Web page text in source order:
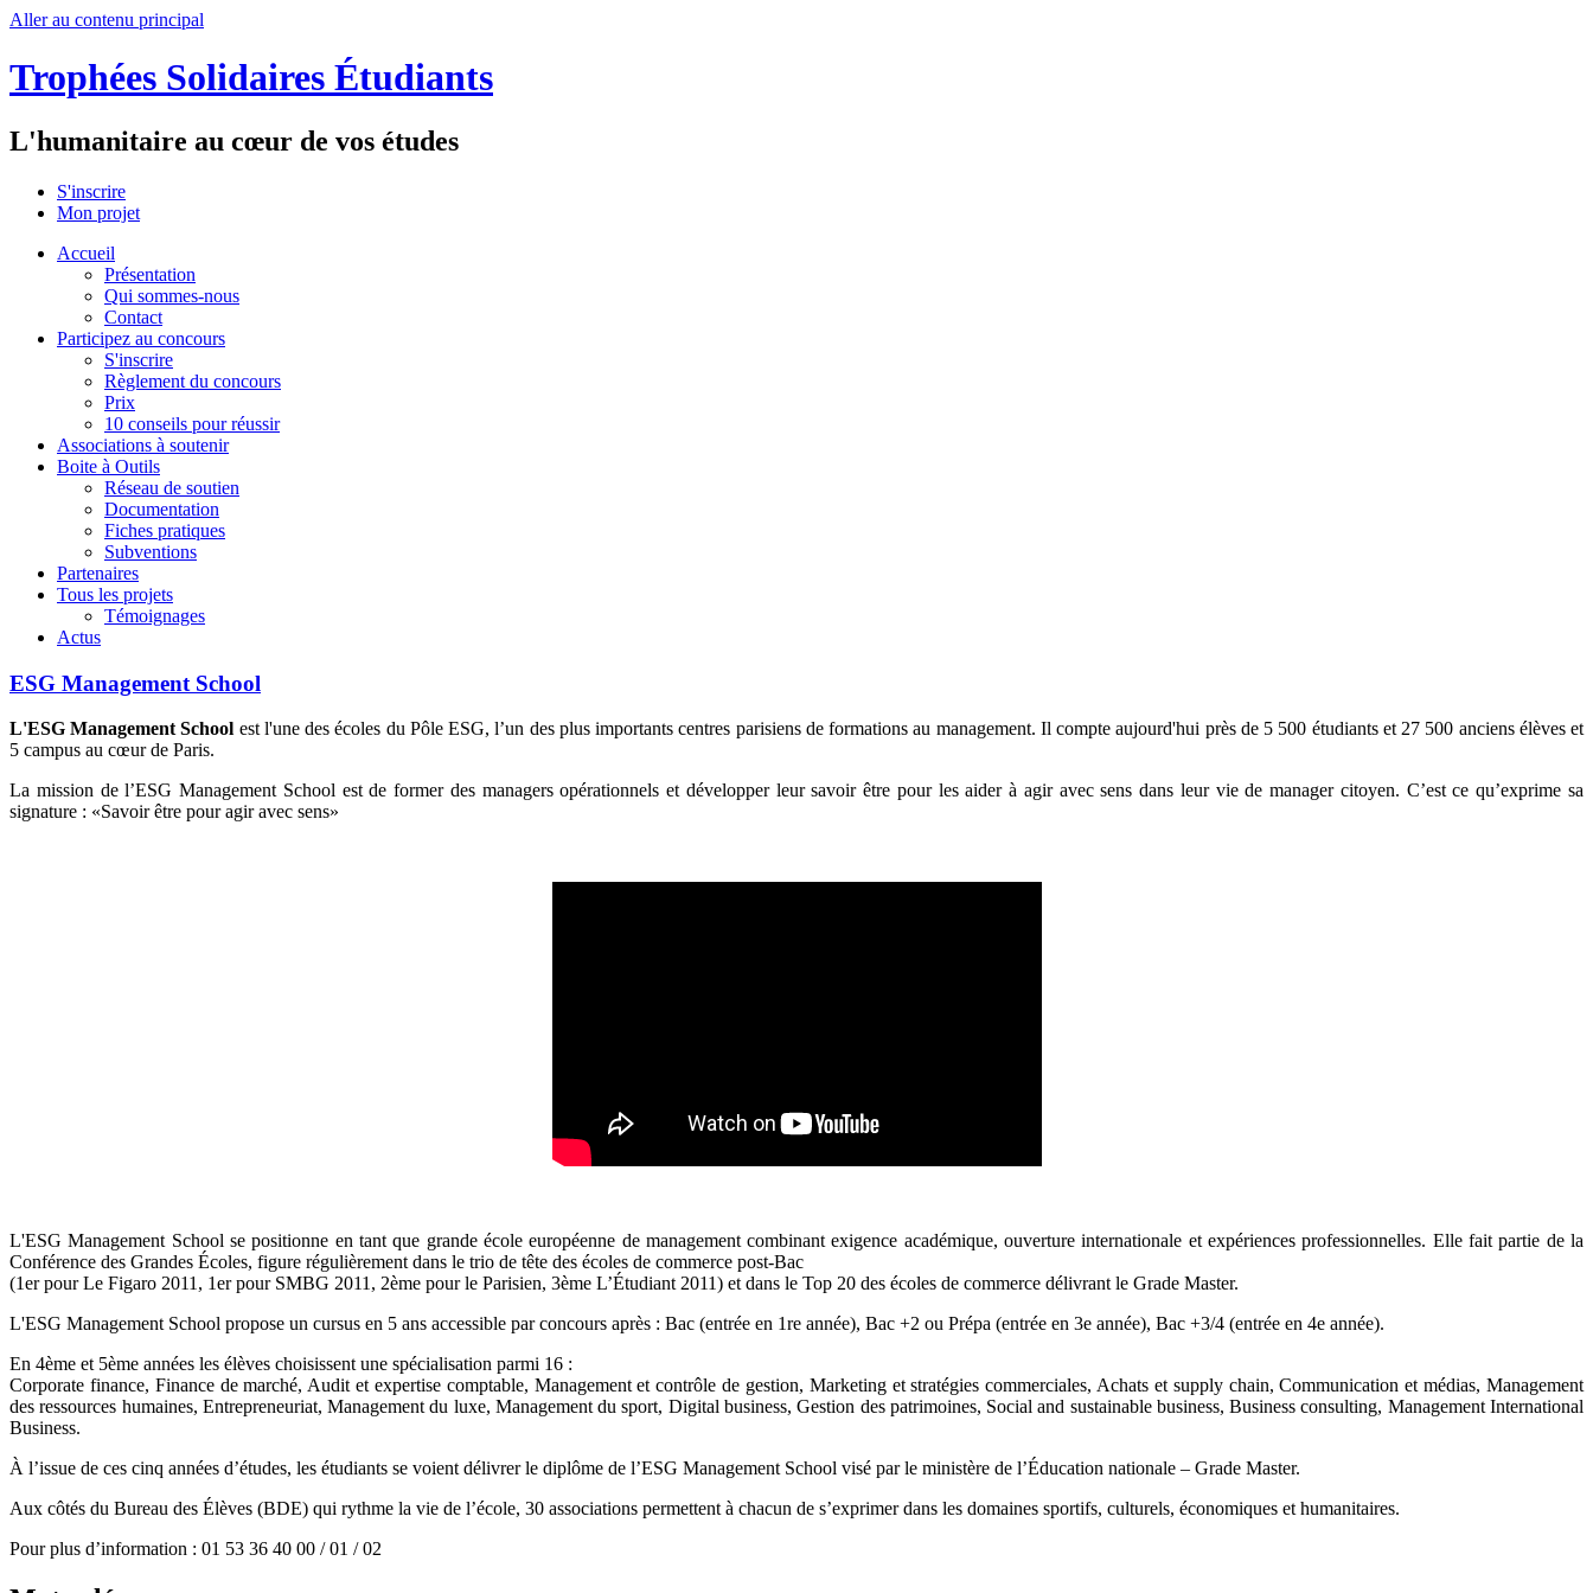
Aller au contenu principal
Trophées Solidaires Étudiants
L'humanitaire au cœur de vos études
S'inscrire
Mon projet
Accueil
Présentation
Qui sommes-nous
Contact
Participez au concours
S'inscrire
Règlement du concours
Prix
10 conseils pour réussir
Associations à soutenir
Boite à Outils
Réseau de soutien
Documentation
Fiches pratiques
Subventions
Partenaires
Tous les projets
Témoignages
Actus
ESG Management School
L'ESG Management School est l'une des écoles du Pôle ESG, l’un des plus importants centres parisiens de formations au management. Il compte aujourd'hui près de 5 500 étudiants et 27 500 anciens élèves et
5 campus au cœur de Paris.
La mission de l’ESG Management School est de former des managers opérationnels et développer leur savoir être pour les aider à agir avec sens dans leur vie de manager citoyen. C’est ce qu’exprime sa
signature : «Savoir être pour agir avec sens»
L'ESG Management School se positionne en tant que grande école européenne de management combinant exigence académique, ouverture internationale et expériences professionnelles. Elle fait partie de la
Conférence des Grandes Écoles, figure régulièrement dans le trio de tête des écoles de commerce post-Bac
(1er pour Le Figaro 2011, 1er pour SMBG 2011, 2ème pour le Parisien, 3ème L’Étudiant 2011) et dans le Top 20 des écoles de commerce délivrant le Grade Master.
L'ESG Management School propose un cursus en 5 ans accessible par concours après : Bac (entrée en 1re année), Bac +2 ou Prépa (entrée en 3e année), Bac +3/4 (entrée en 4e année).
En 4ème et 5ème années les élèves choisissent une spécialisation parmi 16 :
Corporate finance, Finance de marché, Audit et expertise comptable, Management et contrôle de gestion, Marketing et stratégies commerciales, Achats et supply chain, Communication et médias, Management
des ressources humaines, Entrepreneuriat, Management du luxe, Management du sport, Digital business, Gestion des patrimoines, Social and sustainable business, Business consulting, Management International
Business.
À l’issue de ces cinq années d’études, les étudiants se voient délivrer le diplôme de l’ESG Management School visé par le ministère de l’Éducation nationale – Grade Master.
Aux côtés du Bureau des Élèves (BDE) qui rythme la vie de l’école, 30 associations permettent à chacun de s’exprimer dans les domaines sportifs, culturels, économiques et humanitaires.
Pour plus d’information : 01 53 36 40 00 / 01 / 02